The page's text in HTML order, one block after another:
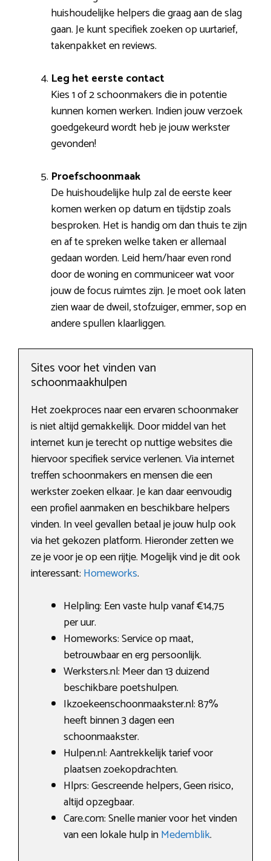
huishoudelijke helpers die graag aan de slag
gaan. Je kunt specifiek zoeken op uurtarief,
takenpakket en reviews.
Leg het eerste contact
Kies 1 of 2 schoonmakers die in potentie
kunnen komen werken. Indien jouw verzoek
goedgekeurd wordt heb je jouw werkster
gevonden!
Proefschoonmaak
De huishoudelijke hulp zal de eerste keer
komen werken op datum en tijdstip zoals
besproken. Het is handig om dan thuis te zijn
en af te spreken welke taken er allemaal
gedaan worden. Leid hem/haar even rond
door de woning en communiceer wat voor
jouw de focus ruimtes zijn. Je moet ook laten
zien waar de dweil, stofzuiger, emmer, sop en
andere spullen klaarliggen.
Sites voor het vinden van
schoonmaakhulpen
Het zoekproces naar een ervaren schoonmaker
is niet altijd gemakkelijk. Door middel van het
internet kun je terecht op nuttige websites die
hiervoor specifiek service verlenen. Via internet
treffen schoonmakers en mensen die een
werkster zoeken elkaar. Je kan daar eenvoudig
een profiel aanmaken en beschikbare helpers
vinden. In veel gevallen betaal je jouw hulp ook
via het gekozen platform. Hieronder zetten we
ze je voor je op een rijtje. Mogelijk vind je dit ook
interessant: Homeworks.
Helpling: Een vaste hulp vanaf €14,75
per uur.
Homeworks: Service op maat,
betrouwbaar en erg persoonlijk.
Werksters.nl: Meer dan 13 duizend
beschikbare poetshulpen.
Ikzoekeenschoonmaakster.nl: 87%
heeft binnen 3 dagen een
schoonmaakster.
Hulpen.nl: Aantrekkelijk tarief voor
plaatsen zoekopdrachten.
Hlprs: Gescreende helpers, Geen risico,
altijd opzegbaar.
Care.com: Snelle manier voor het vinden
van een lokale hulp inMedemblik.